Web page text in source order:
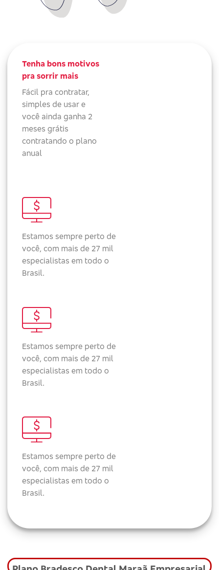
Tenha bons motivos
pra sorrir mais
Fácil pra contratar,
simples de usar e
você ainda ganha 2
meses grátis
contratando o plano
anual
Estamos sempre perto de
você, com mais de 27 mil
especialistas em todo o
Brasil.
Estamos sempre perto de
você, com mais de 27 mil
especialistas em todo o
Brasil.
Estamos sempre perto de
você, com mais de 27 mil
especialistas em todo o
Brasil.